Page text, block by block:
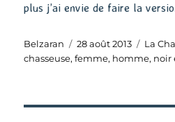
plus j’ai envie de faire la
Auteur
Belzaran
Publié
le
28 août 2013 La
chasseuse,femme, homme, noir